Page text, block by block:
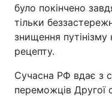
було покінчено
тільки
знищення
рецепту.
Сучасна РФ вдає з
переможців Другої